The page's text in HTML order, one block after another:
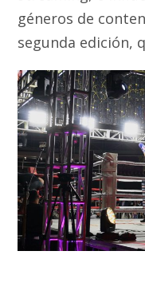
géneros de
segunda edición,